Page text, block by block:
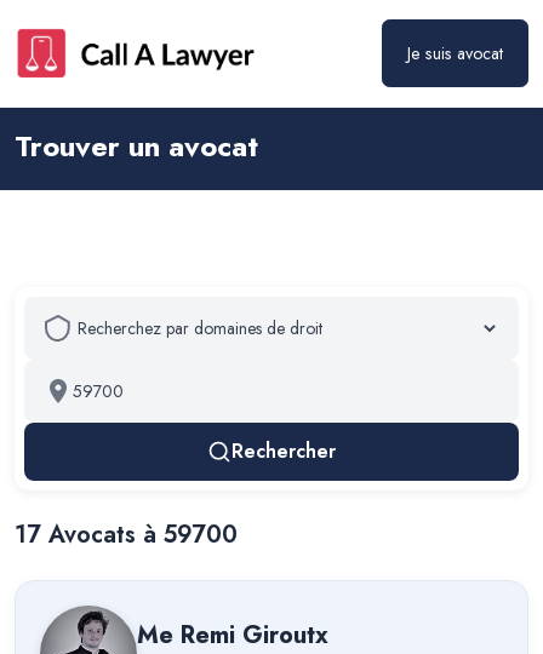
Je suis avocat
Trouver un avocat
Rechercher
17 Avocats à 59700
Me Remi Giroutx